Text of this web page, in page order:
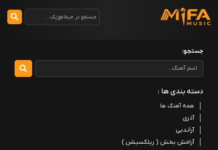
جستجو:
دسته بندی ها :
همه آهنگ ها
آذری
آراَندبی
آرامش بخش ( ریلکسیشن )